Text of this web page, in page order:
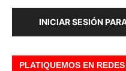
INICIAR SESIÓN
PLATIQUEMOS EN